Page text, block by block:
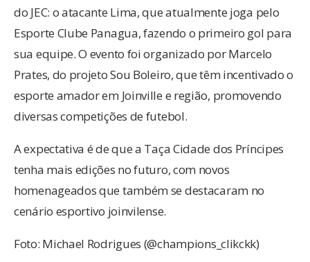
do JEC: o atacante Lima, que atualmente joga pelo
Esporte Clube Panagua, fazendo o primeiro gol para
sua equipe. O evento foi organizado por Marcelo
Prates, do projeto Sou Boleiro, que têm incentivado o
esporte amador em Joinville e região, promovendo
diversas competições de futebol.
A expectativa é de que a Taça Cidade dos Príncipes
tenha mais edições no futuro, com novos
homenageados que também se destacaram no
cenário esportivo joinvilense.
Foto: Michael Rodrigues (@champions_clikckk)